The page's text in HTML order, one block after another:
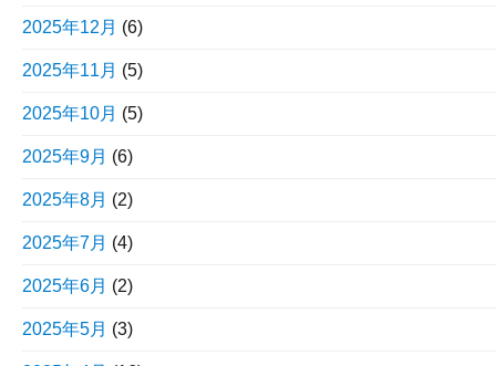
2025年12月 (6)
2025年11月 (5)
2025年10月 (5)
2025年9月 (6)
2025年8月 (2)
2025年7月 (4)
2025年6月 (2)
2025年5月 (3)